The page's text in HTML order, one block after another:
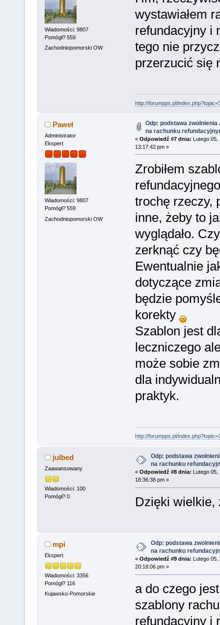
Wiadomości: 9807
Pomógł? 559
Zachodniopomorski OW
wystawiałem
refundacyjny i
tego nie
przerzucić się
http://forumpps.pl/
Paweł
Administrator
Ekspert
Wiadomości: 9807
Pomógł? 559
Zachodniopomorski OW
Odp: podstawa zwolnienia
na rachunku
« Odpowiedź #7 dnia: Lutego 05,
13:17:42 pm »
Zrobiłem
trochę rzeczy,
inne, żeby to
wyglądało.
zerknąć czy
Ewentualnie
dotyczące
będzie
korekty
Szablon jest
leczniczego
może sobie
dla
praktyk.
http://forumpps.pl/
julbed
Zaawansowany
Wiadomości: 100
Pomógł? 0
Odp: podstawa
na rachunku
« Odpowiedź #8 dnia: Lutego 05,
18:36:38 pm »
Dzięki wielkie,
mpi
Ekspert
Wiadomości: 3356
Pomógł? 116
Kujawsko-Pomorskie
Odp: podstawa
na rachunku
« Odpowiedź #9 dnia: Lutego 05,
20:18:06 pm »
a do czego
szablony
refundacyjny i